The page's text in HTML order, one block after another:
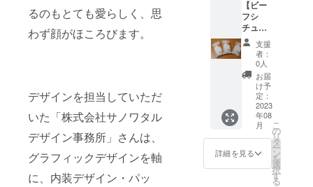
るのもとても愛らしく、思
わず顔がほころびます。
デザインを担当していただ
いた「株式会社サノワタル
デザイン事務所」さんは、
グラフィックデザインを軸
に、内装デザイン・パッ
お召し
上がり
いただ
ける期
間とし
て、 精
米年月
日より
75日以
内をお
すすめ
してお
す。
（真空
フト
ボック
スに入
れてお
送りし
ます。
お米の
保存方
法 冷
暗所 お
米はお
野菜と
同じ生
鮮食品
300g
お茶碗
約4杯
分 …
３袋(訪
日外国
人観光
客向け
NEWデ
ザイン)
配送料
込み お
米のお
いしい
【ビー
フシ
チュー×
洋食に
合うお
米 ギ
フト
ボック
ス付
き】 監
修レト
ルト
「ビー
フシ
チュー
」…３
支援
者：
0人
お届
け予
定：
2023
年08
月
詳細を見る
こ
の
リ
タ
ー
ン
を
選
択
す
る